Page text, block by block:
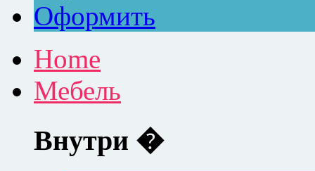
Оформить
Home
Мебель
Внутри �